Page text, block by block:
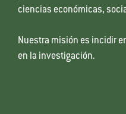
ciencias económicas,
Nuestra misión es incidir
en la investigación.